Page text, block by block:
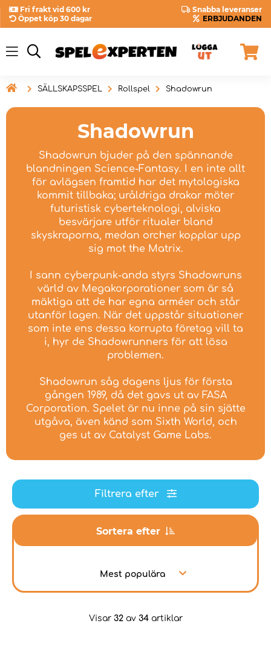
Fri frakt vid 600 kr
Snabba leveranser
Öppet köp 30 dagar
ERBJUDANDEN
 SÄLLSKAPSSPEL Rollspel Shadowrun
Shadowrun
Shadowrun bjuder på den spännande
blandningen Science-Fantasy. I en inte allt
för avlägsen framtid har det mytologiska
kommit tillbaka; uråldriga drakar möter
futuristisk cyberteknologi, alviska
besvärjare utför ritualer bland
skyskraporna, medan orcher kopplar upp
sig mot the Matrix.
I sann cyberpunk-anda styrs Shadowruns
värld av Megakorporationer som är så
mäktiga att de har egna arméer och står
utanför lagen. När det uppstår situationer
som inte ens dessa korrupta företag vill ta
i, hyr de Shadowrunners för att lösa
problemen.
Shadowrun såg dagens ljus för första
gången 1989, då det gavs ut av FASA
Corporation. Spelet är nu inne på sin sjätte
utgåva, även känd som Sixth World, och
ges ut av Catalyst Game Labs.
Filtrera efter
Sortera efter
Mest populära
Visar 32av 34artiklar